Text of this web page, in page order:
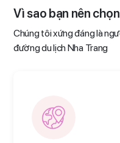
Vì sao bạn nên
Chúng tôi xứng đáng là
đường du lịch Nha Trang